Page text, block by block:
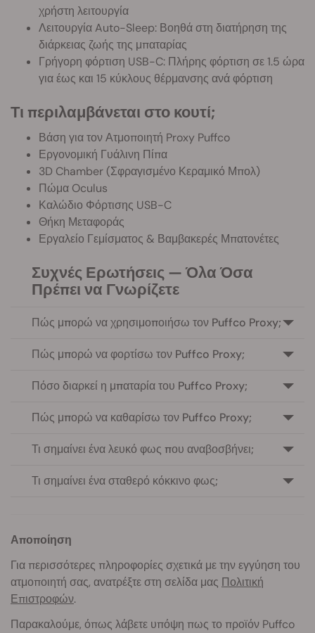
χρήστη λειτουργία
Λειτουργία Auto-Sleep: Βοηθά στη διατήρηση της
διάρκειας ζωής της μπαταρίας
Γρήγορη φόρτιση USB-C: Πλήρης φόρτιση σε 1.5 ώρα
για έως και 15 κύκλους θέρμανσης ανά φόρτιση
Τι περιλαμβάνεται στο κουτί;
Βάση για τον Ατμοποιητή Proxy Puffco
Εργονομική Γυάλινη Πίπα
3D Chamber (Σφραγισμένο Κεραμικό Μπολ)
Πώμα Oculus
Καλώδιο Φόρτισης USB-C
Θήκη Μεταφοράς
Εργαλείο Γεμίσματος & Βαμβακερές Μπατονέτες
Συχνές Ερωτήσεις — Όλα Όσα
Πρέπει να Γνωρίζετε
Πώς μπορώ να χρησιμοποιήσω τον Puffco Proxy;
Πώς μπορώ να φορτίσω τον Puffco Proxy;
Πόσο διαρκεί η μπαταρία του Puffco Proxy;
Πώς μπορώ να καθαρίσω τον Puffco Proxy;
Τι σημαίνει ένα λευκό φως που αναβοσβήνει;
Τι σημαίνει ένα σταθερό κόκκινο φως;
Αποποίηση
Για περισσότερες πληροφορίες σχετικά με την εγγύηση του
ατμοποιητή σας, ανατρέξτε στη σελίδα μας Πολιτική
Επιστροφών.
Παρακαλούμε, όπως λάβετε υπόψη πως το προϊόν Puffco